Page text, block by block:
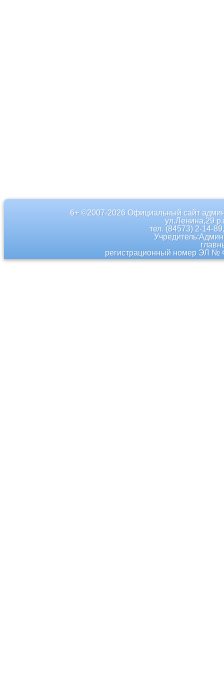
6+ ©2007-2026 Официальный сайт
ул.Ленина,29
тел. (84573) 2-14-
регистрационный номер ЭЛ №